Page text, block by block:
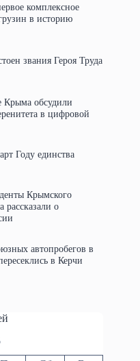
комплексное
в историю
звания Героя Труда
Крыма обсудили
в цифровой
Году единства
Крымского
рассказали о
автопробегов в
в Керчи